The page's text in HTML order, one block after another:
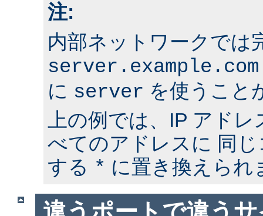
注:
内部ネットワークでは
server.example.com
に server を使うこと
上の例では、IP アド
べてのアドレスに 同
する * に置き換えられ